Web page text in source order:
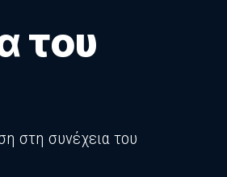
του
στη συνέχεια του